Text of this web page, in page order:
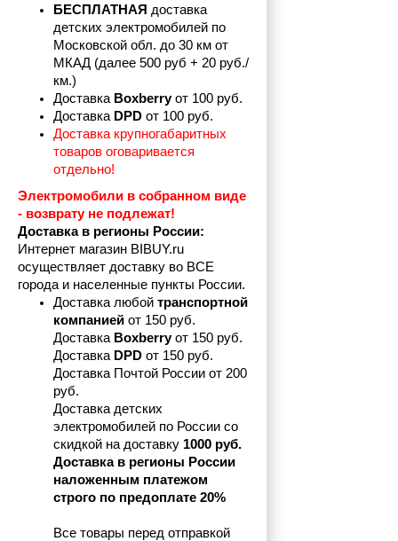
БЕСПЛАТНАЯ доставка
детских электромобилей по
Московской обл. до 30 км от
МКАД (далее 500 руб + 20 руб./
км.)
Доставка Boxberry от 100 руб.
Доставка DPD от 100 руб.
Доставка крупногабаритных
товаров оговаривается
отдельно!
Электромобили в собранном виде
- возврату не подлежат!
Доставка в регионы России:
Интернет магазин BIBUY.ru
осуществляет доставку во ВСЕ
города и населенные пункты России.
Доставка любой транспортной
компанией от 150 руб.
Доставка Boxberry от 150 руб.
Доставка DPD от 150 руб.
Доставка Почтой России от 200
руб.
Доставка детских
электромобилей по России со
скидкой на доставку 1000 руб.
Доставка в регионы России
наложенным платежом
строго по предоплате 20%
Все товары перед отправкой